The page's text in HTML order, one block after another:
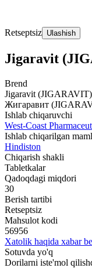
Retseptsiz Ulashish
Jigaravit
Brend
Jigaravit
Жигаравит
Ishlab chiqaruvchi
West-Coast
Ishlab chiqarilgan
Hindiston
Chiqarish shakli
Tabletkalar
Qadoqdagi miqdori
30
Berish tartibi
Retseptsiz
Mahsulot kodi
56956
Xatolik haqida xabar
Sotuvda yo'q
Dorilarni iste'mol